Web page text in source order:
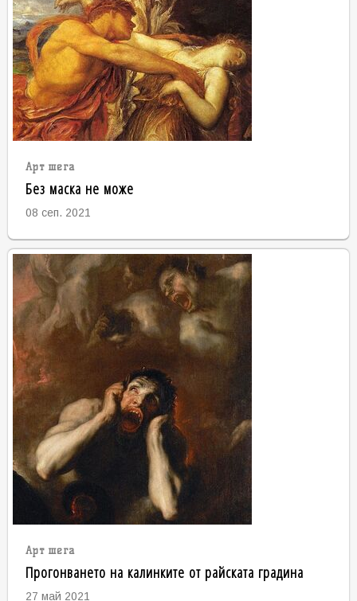
Арт шега
Без маска не може
08 сеп. 2021
Арт шега
Прогонването на калинките от райската градина
27 май 2021